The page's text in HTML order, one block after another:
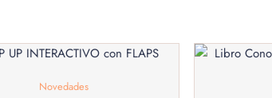
Novedades